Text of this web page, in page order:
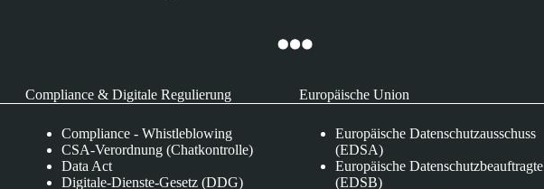
Compliance & Digitale Regulierung
Compliance - Whistleblowing
CSA-Verordnung (Chatkontrolle)
Data Act
Digitale-Dienste-Gesetz (DDG)
Europäische Union
Europäische Datenschutzausschuss
(EDSA)
Europäische Datenschutzbeauftragte
(EDSB)